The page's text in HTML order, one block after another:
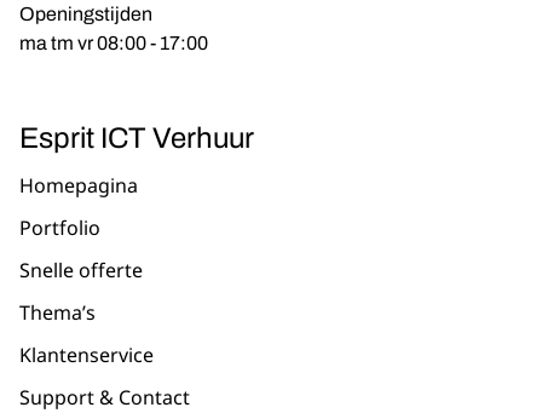
Openingstijden
ma tm vr 08:00 - 17:00
Esprit ICT Verhuur
Homepagina
Portfolio
Snelle offerte
Thema’s
Klantenservice
Support & Contact